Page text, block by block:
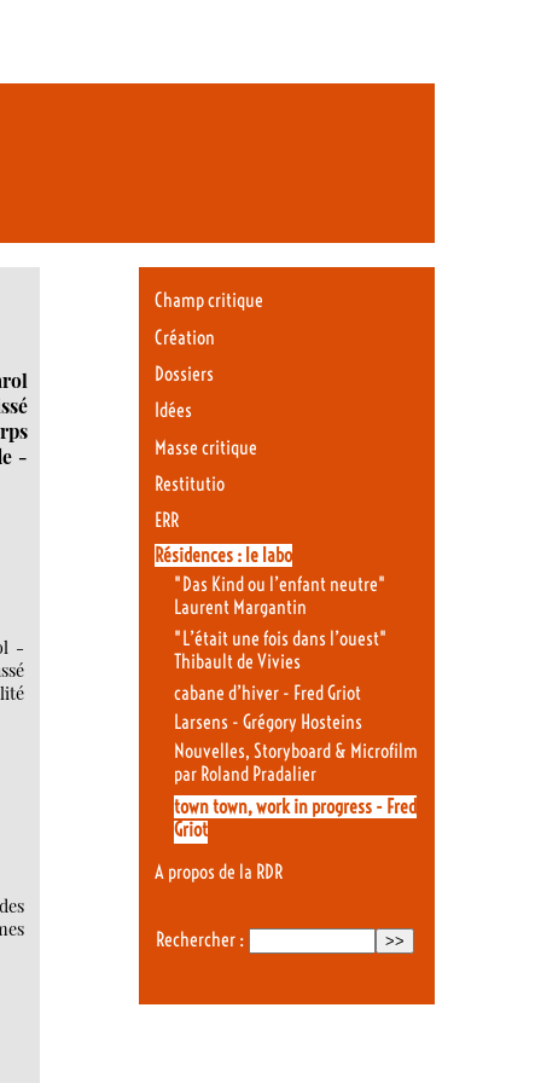
-
-
Champ critique
Création
Dossiers
Idées
Masse critique
Restitutio
ERR
Résidences : le labo
"Das Kind ou l’enfant neutre"
Laurent Margantin
"L’était une fois dans l’ouest"
Thibault de Vivies
cabane d’hiver - Fred Griot
Larsens - Grégory Hosteins
Nouvelles, Storyboard & Microfilm
par Roland Pradalier
town town, work in progress - Fred
Griot
A propos de la RDR
Rechercher :